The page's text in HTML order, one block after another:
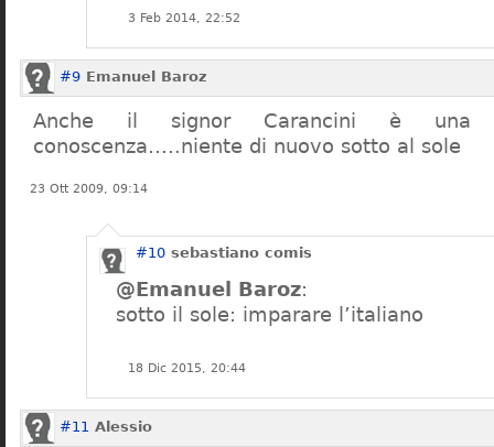
3 Feb 2014, 22:52
#9 Emanuel Baroz
Anche il signor Carancini è una
conoscenza…..niente di nuovo sotto al sole
23 Ott 2009, 09:14
#10 sebastiano comis
@Emanuel Baroz:
sotto il sole: imparare l’italiano
18 Dic 2015, 20:44
#11 Alessio